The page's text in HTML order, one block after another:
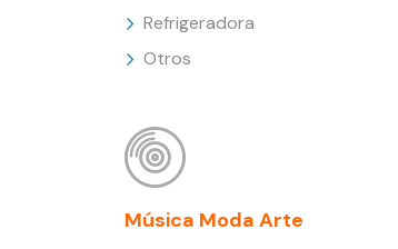
Refrigeradora
Otros
Música Moda Arte